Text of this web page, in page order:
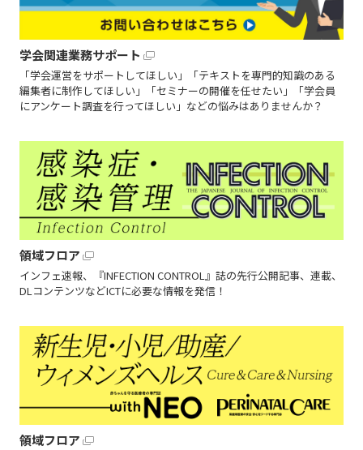
学会関連業務サポート
「学会運営をサポートしてほしい」「テキストを専門的知識のある
編集者に制作してほしい」「セミナーの開催を任せたい」「学会員
にアンケート調査を行ってほしい」などの悩みはありませんか？
領域フロア
インフェ速報、『INFECTION CONTROL』誌の先行公開記事、連載、
DLコンテンツなどICTに必要な情報を発信！
領域フロア